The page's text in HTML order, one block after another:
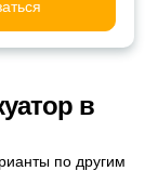
в
по другим